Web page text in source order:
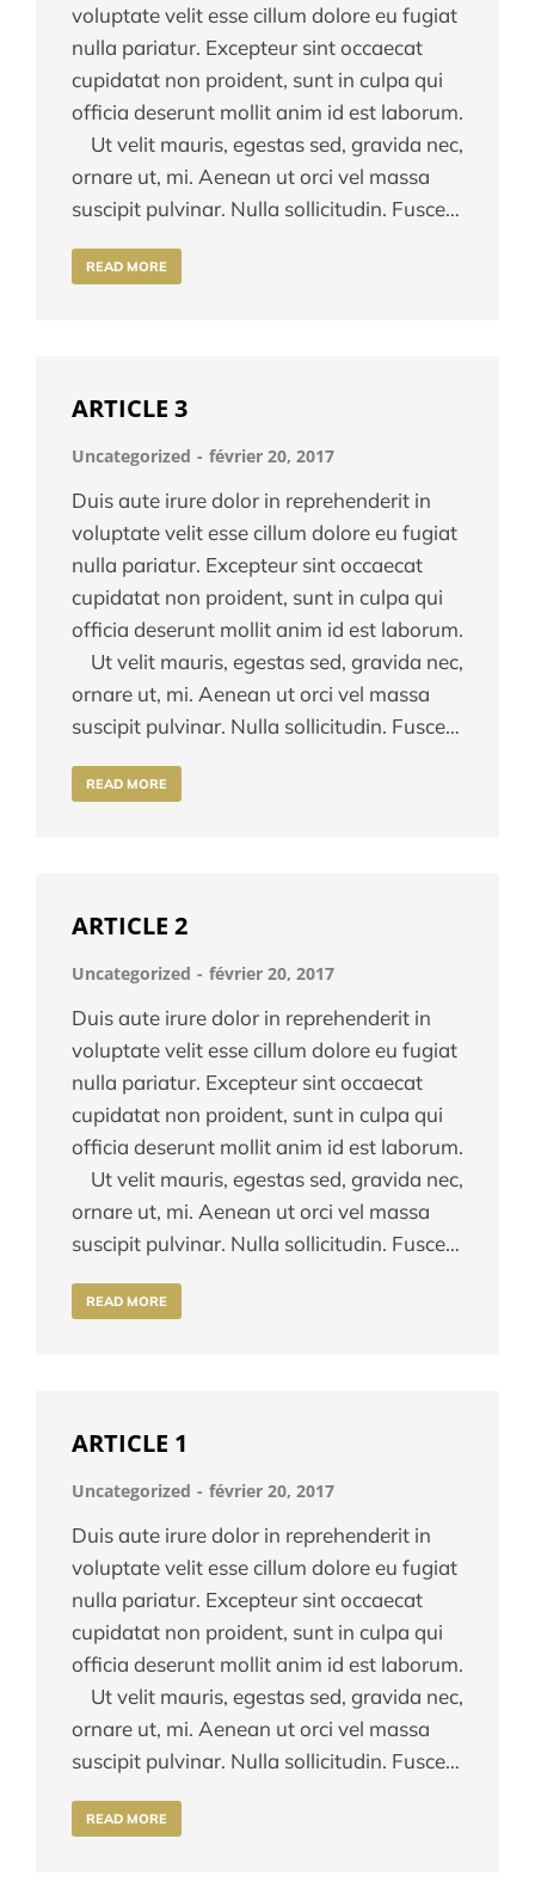
voluptate velit esse cillum dolore eu fugiat
nulla pariatur. Excepteur sint occaecat
cupidatat non proident, sunt in culpa qui
officia deserunt mollit anim id est laborum.
Ut velit mauris, egestas sed, gravida nec,
ornare ut, mi. Aenean ut orci vel massa
suscipit pulvinar. Nulla sollicitudin. Fusce…
READ MORE
ARTICLE 3
Uncategorized février 20, 2017
Duis aute irure dolor in reprehenderit in
voluptate velit esse cillum dolore eu fugiat
nulla pariatur. Excepteur sint occaecat
cupidatat non proident, sunt in culpa qui
officia deserunt mollit anim id est laborum.
Ut velit mauris, egestas sed, gravida nec,
ornare ut, mi. Aenean ut orci vel massa
suscipit pulvinar. Nulla sollicitudin. Fusce…
READ MORE
ARTICLE 2
Uncategorized février 20, 2017
Duis aute irure dolor in reprehenderit in
voluptate velit esse cillum dolore eu fugiat
nulla pariatur. Excepteur sint occaecat
cupidatat non proident, sunt in culpa qui
officia deserunt mollit anim id est laborum.
Ut velit mauris, egestas sed, gravida nec,
ornare ut, mi. Aenean ut orci vel massa
suscipit pulvinar. Nulla sollicitudin. Fusce…
READ MORE
ARTICLE 1
Uncategorized février 20, 2017
Duis aute irure dolor in reprehenderit in
voluptate velit esse cillum dolore eu fugiat
nulla pariatur. Excepteur sint occaecat
cupidatat non proident, sunt in culpa qui
officia deserunt mollit anim id est laborum.
Ut velit mauris, egestas sed, gravida nec,
ornare ut, mi. Aenean ut orci vel massa
suscipit pulvinar. Nulla sollicitudin. Fusce…
READ MORE